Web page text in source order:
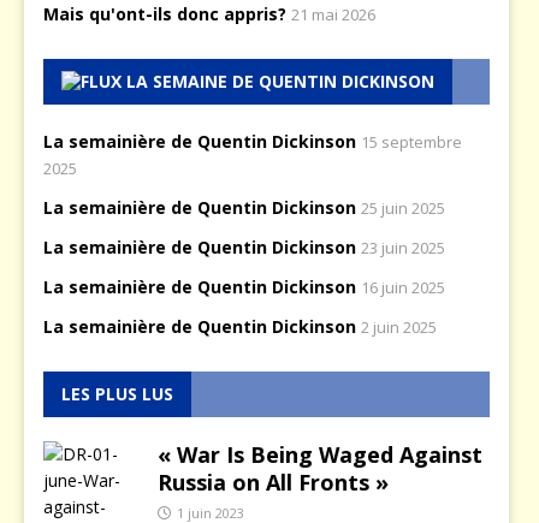
Mais qu'ont-ils donc appris? 21 mai 2026
LA SEMAINE DE QUENTIN DICKINSON
La semainière de Quentin Dickinson 15 septembre
2025
La semainière de Quentin Dickinson 25 juin 2025
La semainière de Quentin Dickinson 23 juin 2025
La semainière de Quentin Dickinson 16 juin 2025
La semainière de Quentin Dickinson 2 juin 2025
LES PLUS LUS
« War Is Being Waged Against
Russia on All Fronts »
1 juin 2023